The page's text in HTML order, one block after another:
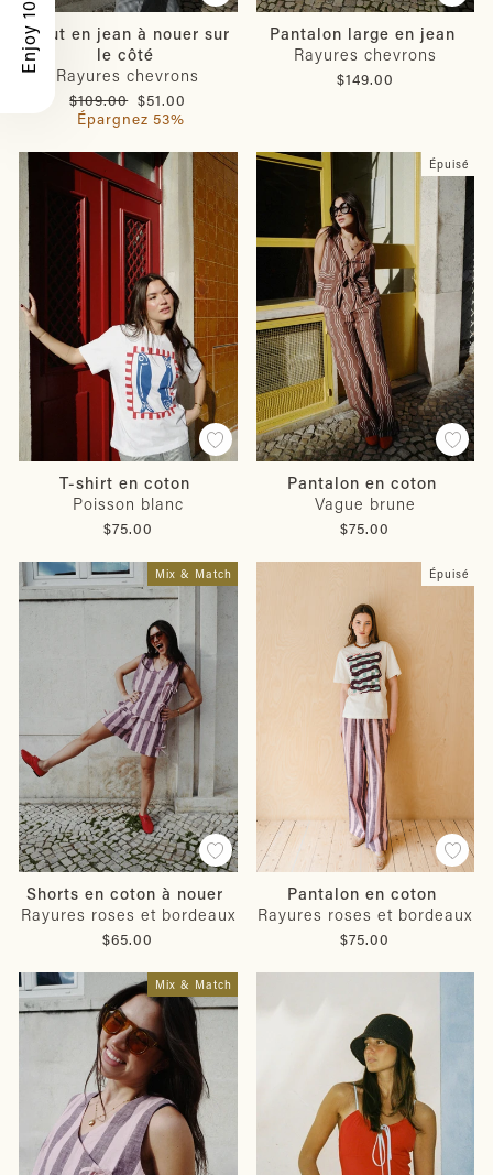
Haut en jean à nouer sur
le côté
Rayures chevrons
Prix
régulier
$109.00 Prix
réduit
$51.00
Épargnez 53%
Pantalon large en jean
Rayures chevrons
$149.00
T-shirt en coton
Poisson blanc
$75.00
Épuisé
Pantalon en coton
Vague brune
$75.00
Mix & Match
Shorts en coton à nouer
Rayures roses et bordeaux
$65.00
Épuisé
Pantalon en coton
Rayures roses et bordeaux
$75.00
Mix & Match